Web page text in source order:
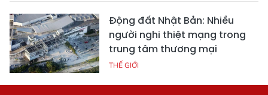
Động đất Nhật Bản: Nhiều
người nghi thiệt mạng trong
trung tâm thương mại
THẾ GIỚI